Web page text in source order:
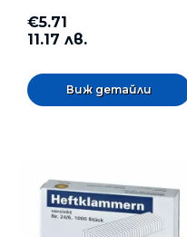
€5.71
11.17 лв.
Виж детайли